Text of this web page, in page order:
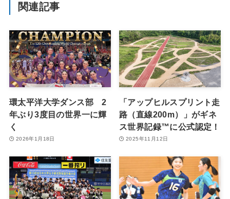
関連記事
環太平洋大学ダンス部 2
年ぶり3度目の世界一に輝
く
2026年1月18日
「アップヒルスプリント走
路（直線200m）」がギネ
ス世界記録™に公式認定！
2025年11月12日